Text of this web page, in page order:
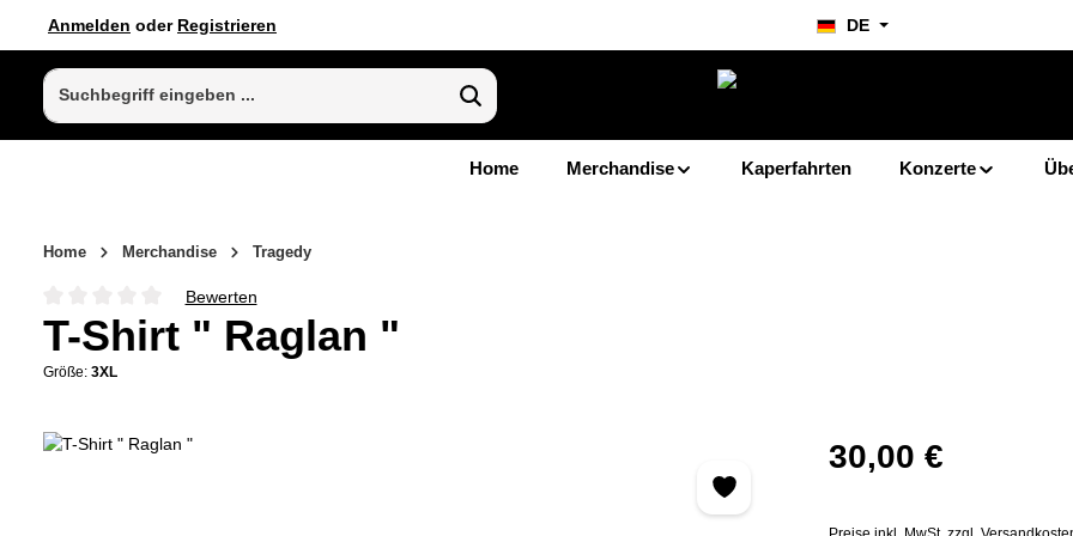
Hauptinhalt springen
Zur Suche springen
Zur Hauptnavigation springen
Anmelden oder Registrieren DE
Home Merchandise Kaperfahrten Konzerte
Home Merchandise Tragedy
Durchschnittliche Bewertung von 0 von 5 Sternen
Bewerten
T-Shirt " Raglan "
Größe: 3XL
Bildergalerie überspringen Regulärer Preis:
30,00 €